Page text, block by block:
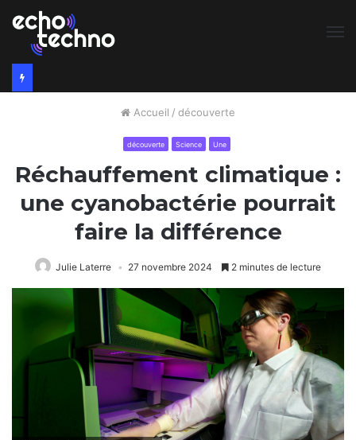
Accueil / découverte
découverte Science Une
Réchauffement climatique :
une cyanobactérie pourrait
faire la différence
Julie Laterre 27 novembre 2024 2 minutes de lecture